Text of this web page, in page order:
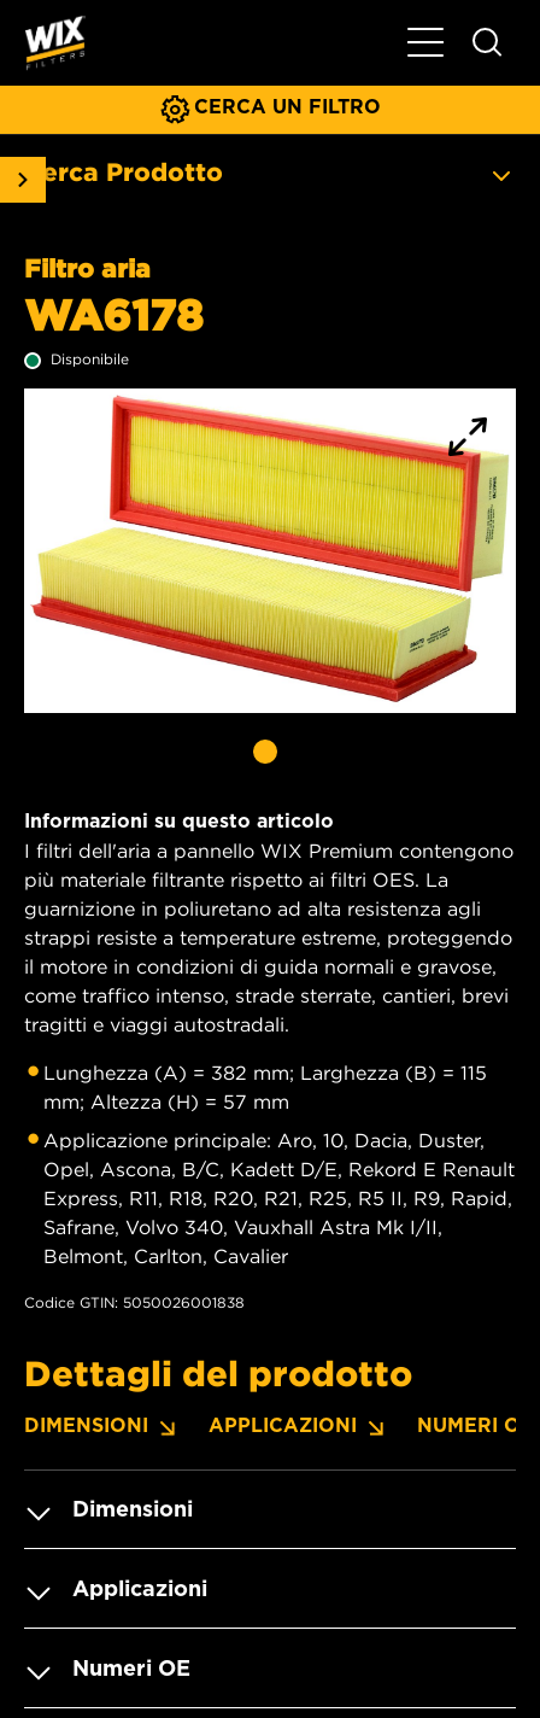
Menu
CERCA UN FILTRO
Cerca Prodotto
Filtro aria
WA6178
Disponibile
Informazioni su questo articolo
I filtri dell'aria a pannello WIX Premium contengono
più materiale filtrante rispetto ai filtri OES. La
guarnizione in poliuretano ad alta resistenza agli
strappi resiste a temperature estreme, proteggendo
il motore in condizioni di guida normali e gravose,
come traffico intenso, strade sterrate, cantieri, brevi
tragitti e viaggi autostradali.
Lunghezza (A) = 382 mm; Larghezza (B) = 115
mm; Altezza (H) = 57 mm
Applicazione principale: Aro, 10, Dacia, Duster,
Opel, Ascona, B/C, Kadett D/E, Rekord E Renault
Express, R11, R18, R20, R21, R25, R5 II, R9, Rapid,
Safrane, Volvo 340, Vauxhall Astra Mk I/II,
Belmont, Carlton, Cavalier
Codice GTIN: 5050026001838
Dettagli del prodotto
DIMENSIONI APPLICAZIONI NUMERI OE
Dimensioni
Applicazioni
Numeri OE